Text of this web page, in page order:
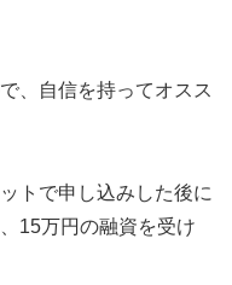
、自信を持ってオスス
トで申し込みした後に
15万円の融資を受け